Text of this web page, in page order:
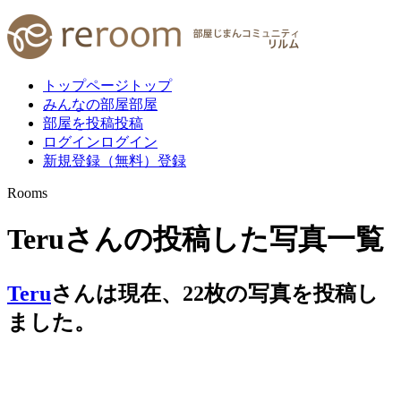
トップページ トップ
みんなの部屋部屋
部屋を投稿投稿
ログイン ログイン
新規登録（無料） 登録
Rooms
Teruさんの投稿した写真一覧
Teruさんは現在、 22枚の写真を投稿し
ました。